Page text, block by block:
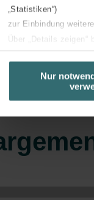
„Statistiken“)
zur Einbindung
Über „Details
unserer Website
basierend auf Ihren
Datenschutzerklärung
Zehnder Group AG:
Nur